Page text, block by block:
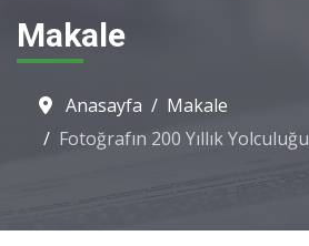
Makale
Anasayfa
Makale
Fotoğrafın 200 Yıllık Yolculuğu